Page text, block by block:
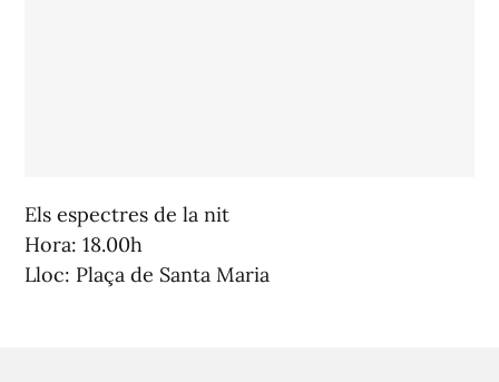
Els espectres de la nit
Hora: 18.00h
Lloc: Plaça de Santa Maria